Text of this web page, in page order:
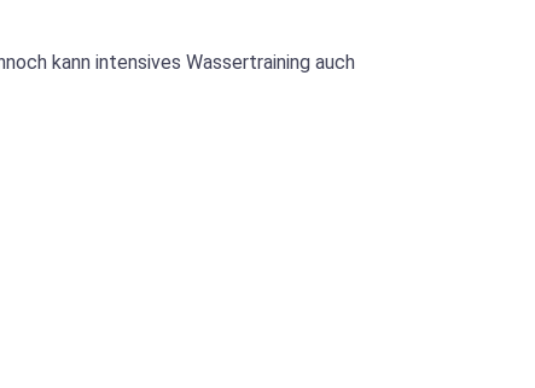
kann intensives Wassertraining auch